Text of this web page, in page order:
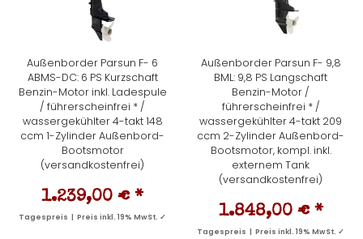
Außenborder Parsun F- 6
ABMS-DC: 6 PS Kurzschaft
Benzin-Motor inkl. Ladespule
/ führerscheinfrei * /
wassergekühlter 4-takt 148
ccm 1-Zylinder Außenbord-
Bootsmotor
(versandkostenfrei)
1.239,00 € *
Tagespreis | Preis inkl. 19% MwSt. ✓
Außenborder Parsun F- 9,8
BML: 9,8 PS Langschaft
Benzin-Motor /
führerscheinfrei * /
wassergekühlter 4-takt 209
ccm 2-Zylinder Außenbord-
Bootsmotor, kompl. inkl.
externem Tank
(versandkostenfrei)
1.848,00 € *
Tagespreis | Preis inkl. 19% MwSt. ✓